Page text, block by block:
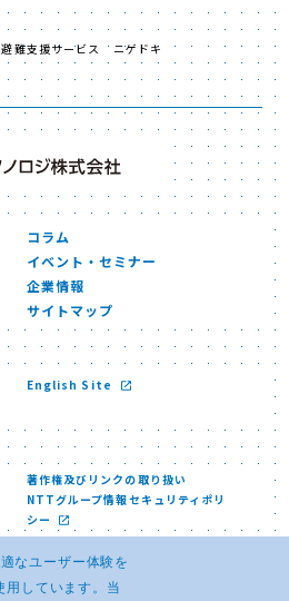
難支援サービス ニゲドキ
コラム
イベント・セミナー
企業情報
サイトマップ
English Site
著作権及びリンクの取り扱い
NTTグループ情報セキュリティポリ
シー
なユーザー体験を
しています。当